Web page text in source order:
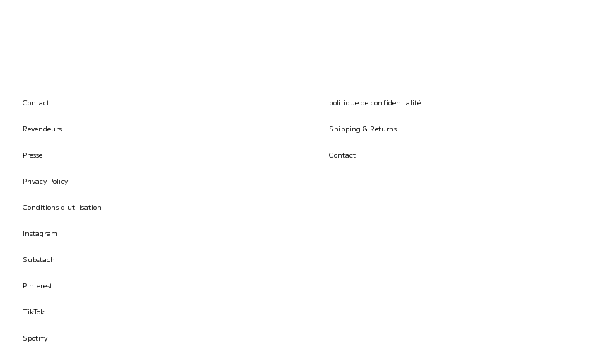
Contact
Revendeurs
Presse
Privacy Policy
Conditions d'utilisation
Instagram
Substach
Pinterest
TikTok
Spotify
politique de confidentialité
Shipping & Returns
Contact